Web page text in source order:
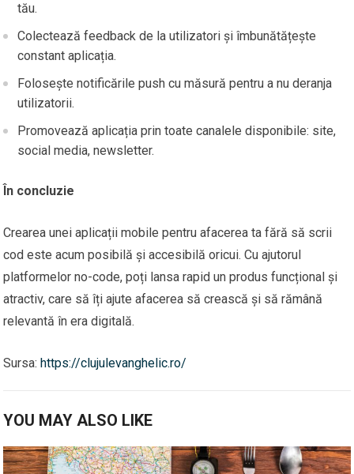
tău.
Colectează feedback de la utilizatori și îmbunătățește
constant aplicația.
Folosește notificările push cu măsură pentru a nu deranja
utilizatorii.
Promovează aplicația prin toate canalele disponibile: site,
social media, newsletter.
În concluzie
Crearea unei aplicații mobile pentru afacerea ta fără să scrii
cod este acum posibilă și accesibilă oricui. Cu ajutorul
platformelor no-code, poți lansa rapid un produs funcțional și
atractiv, care să îți ajute afacerea să crească și să rămână
relevantă în era digitală.
Sursa: https://clujulevanghelic.ro/
YOU MAY ALSO LIKE